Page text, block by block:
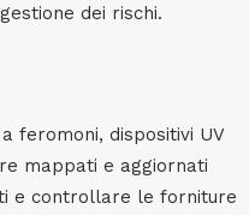
dei rischi.
feromoni, dispositivi UV
mappati e aggiornati
e controllare le forniture